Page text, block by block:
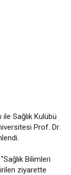
Sağlık Kulübü
Prof. Dr.
Bilimleri
ziyarette